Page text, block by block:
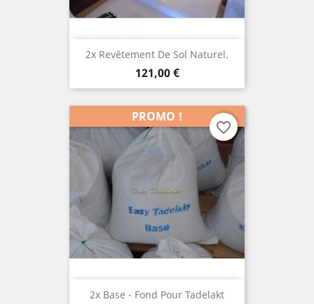
2x Revêtement De Sol Naturel.
Prix
121,00 €
2x Base - Fond Pour Tadelakt
PROMO !
favorite_border